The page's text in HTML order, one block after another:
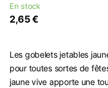
En stock
2,65 €
Les gobelets jetables
pour toutes sortes de
jaune vive apporte une